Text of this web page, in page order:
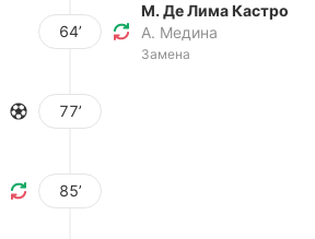
64’
М. Де Лима Кастро
А. Медина
Замена
77’
85’